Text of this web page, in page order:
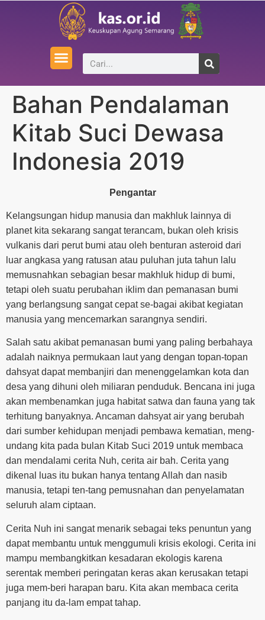
Bahan Pendalaman
Kitab Suci Dewasa
Indonesia 2019
Pengantar
Kelangsungan hidup manusia dan makhluk lainnya di
planet kita sekarang sangat terancam, bukan oleh krisis
vulkanis dari perut bumi atau oleh benturan asteroid dari
luar angkasa yang ratusan atau puluhan juta tahun lalu
memusnahkan sebagian besar makhluk hidup di bumi,
tetapi oleh suatu perubahan iklim dan pemanasan bumi
yang berlangsung sangat cepat se-bagai akibat kegiatan
manusia yang mencemarkan sarangnya sendiri.
Salah satu akibat pemanasan bumi yang paling berbahaya
adalah naiknya permukaan laut yang dengan topan-topan
dahsyat dapat membanjiri dan menenggelamkan kota dan
desa yang dihuni oleh miliaran penduduk. Bencana ini juga
akan membenamkan juga habitat satwa dan fauna yang tak
terhitung banyaknya. Ancaman dahsyat air yang berubah
dari sumber kehidupan menjadi pembawa kematian, meng-
undang kita pada bulan Kitab Suci 2019 untuk membaca
dan mendalami cerita Nuh, cerita air bah. Cerita yang
dikenal luas itu bukan hanya tentang Allah dan nasib
manusia, tetapi ten-tang pemusnahan dan penyelamatan
seluruh alam ciptaan.
Cerita Nuh ini sangat menarik sebagai teks penuntun yang
dapat membantu untuk menggumuli krisis ekologi. Cerita ini
mampu membangkitkan kesadaran ekologis karena
serentak memberi peringatan keras akan kerusakan tetapi
juga mem-beri harapan baru. Kita akan membaca cerita
panjang itu da-lam empat tahap.